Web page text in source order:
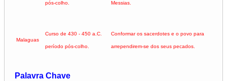
pós-colho. Messias.
Malaguas
Curso de 430 - 450 a.C.
período pós-colho.
Conformar os sacerdotes e o povo para
arrependirem-se dos seus pecados.
Palavra Chave